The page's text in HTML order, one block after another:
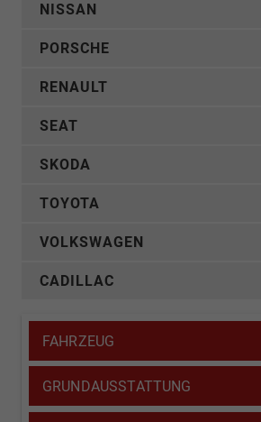
NISSAN
PORSCHE
RENAULT
SEAT
SKODA
TOYOTA
VOLKSWAGEN
CADILLAC
FAHRZEUG
GRUNDAUSSTATTUNG